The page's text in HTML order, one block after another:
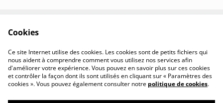
Politique de
confidentialité
Politique de cookies
Cookies
Ce site Internet utilise des cookies. Les cookies sont de petits fichiers qui
nous aident à comprendre comment vous utilisez nos services afin
d'améliorer votre expérience. Vous pouvez en savoir plus sur ces cookies
et contrôler la façon dont ils sont utilisés en cliquant sur « Paramètres des
cookies ». Vous pouvez également consulter notre politique de cookies.